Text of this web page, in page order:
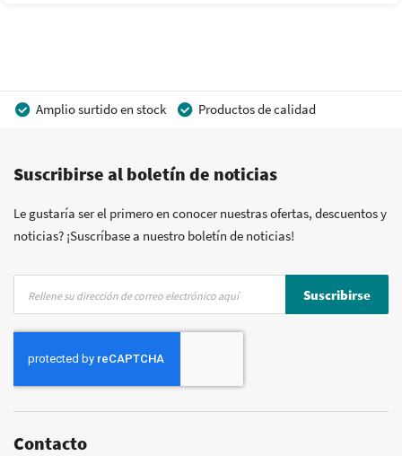
Amplio surtido en stock
Productos de calidad
Asesoramiento personal
Más de 40 años de experiencia
Suscribirse al boletín de noticias
Le gustaría ser el primero en conocer nuestras ofertas, descuentos y
noticias? ¡Suscríbase a nuestro boletín de noticias!
nuestro
boletín
Suscribirse
Contacto